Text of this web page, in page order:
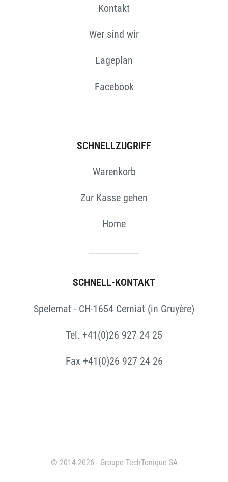
Kontakt
Wer sind wir
Lageplan
Facebook
SCHNELLZUGRIFF
Warenkorb
Zur Kasse gehen
Home
SCHNELL-KONTAKT
Spelemat - CH-1654 Cerniat (in Gruyère)
Tel. +41(0)26 927 24 25
Fax +41(0)26 927 24 26
© 2014-2026 - Groupe TechTonique SA